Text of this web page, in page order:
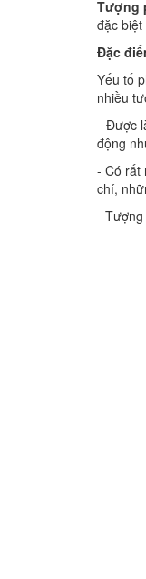
Tượng
đặc
Đặc
Yếu tố
nhiều
- Được
động
- Có rất
chí,
- Tượng